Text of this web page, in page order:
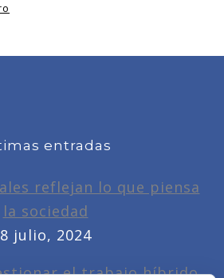
entradas
reflejan lo que piensa
la sociedad
8 julio, 2024
el trabajo híbrido